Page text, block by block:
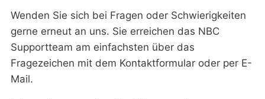
Wenden Sie sich bei Fragen oder Schwierigkeiten
gerne erneut an uns. Sie erreichen das NBC
Supportteam am einfachsten über das
Fragezeichen mit dem Kontaktformular oder per E-
Mail.